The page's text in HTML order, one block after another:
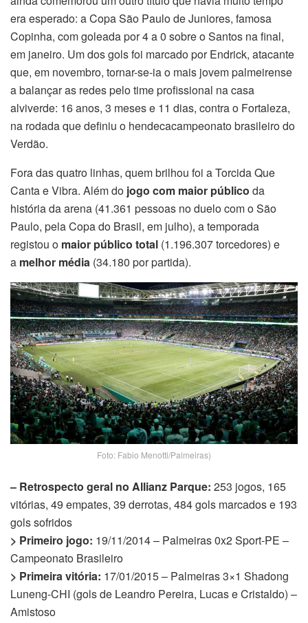
era esperado: a Copa São Paulo de Juniores, famosa
Copinha, com goleada por 4 a 0 sobre o Santos na final,
em janeiro. Um dos gols foi marcado por Endrick, atacante
que, em novembro, tornar-se-ia o mais jovem palmeirense
a balançar as redes pelo time profissional na casa
alviverde: 16 anos, 3 meses e 11 dias, contra o Fortaleza,
na rodada que definiu o hendecacampeonato brasileiro do
Verdão.
Fora das quatro linhas, quem brilhou foi a Torcida Que
Canta e Vibra. Além do jogo com maior público da
história da arena (41.361 pessoas no duelo com o São
Paulo, pela Copa do Brasil, em julho), a temporada
registou o maior público total (1.196.307 torcedores) e
a melhor média (34.180 por partida).
Foto: Fabio Menotti/Palmeiras)
– Retrospecto geral no Allianz Parque: 253 jogos, 165
vitórias, 49 empates, 39 derrotas, 484 gols marcados e 193
gols sofridos
> Primeiro jogo: 19/11/2014 – Palmeiras 0x2 Sport-PE –
Campeonato Brasileiro
> Primeira vitória: 17/01/2015 – Palmeiras 3×1 Shadong
Luneng-CHI (gols de Leandro Pereira, Lucas e Cristaldo) –
Amistoso